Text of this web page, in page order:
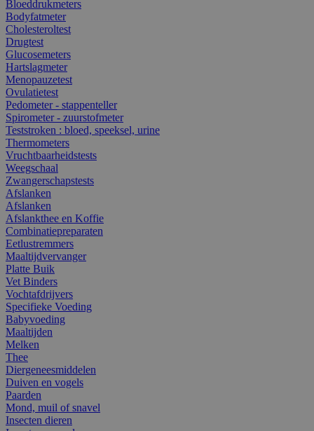
Bloeddrukmeters
Bodyfatmeter
Cholesteroltest
Drugtest
Glucosemeters
Hartslagmeter
Menopauzetest
Ovulatietest
Pedometer - stappenteller
Spirometer - zuurstofmeter
Teststroken : bloed, speeksel, urine
Thermometers
Vruchtbaarheidstests
Weegschaal
Zwangerschapstests
Afslanken
Afslanken
Afslankthee en Koffie
Combinatiepreparaten
Eetlustremmers
Maaltijdvervanger
Platte Buik
Vet Binders
Vochtafdrijvers
Specifieke Voeding
Babyvoeding
Maaltijden
Melken
Thee
Diergeneesmiddelen
Duiven en vogels
Paarden
Mond, muil of snavel
Insecten dieren